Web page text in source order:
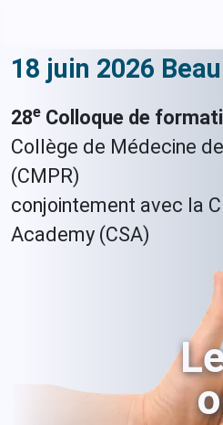
18 juin 2026
28e Colloque de
Collège de Médecine
(CMPR)
conjointement avec la
Academy (CSA)